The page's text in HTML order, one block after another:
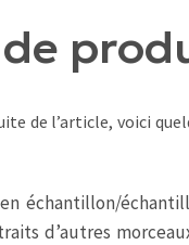
de l’article, voici
échantillon/
d’autres